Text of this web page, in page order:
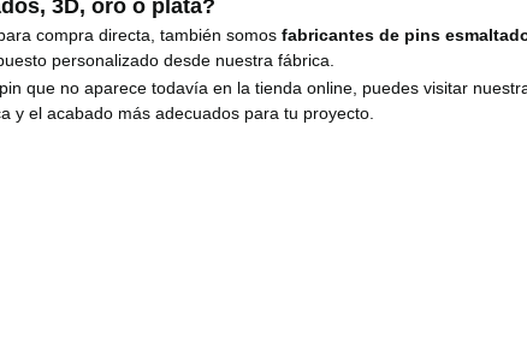
3D, oro o plata?
compra directa, también somosfabricantes de pins
personalizado desde nuestra fábrica.
que no aparece todavía en la tienda online, puedes visitar
y el acabado más adecuados para tu proyecto.